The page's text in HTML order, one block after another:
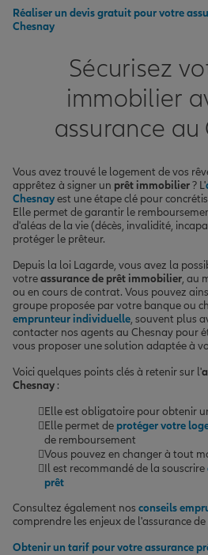
Réaliser un devis gratuit pour votre
Chesnay
Sécurisez
immobilier
assurance au
Vous avez trouvé le logement de vos
apprêtez à signer un prêt immobilier? L'
Chesnayest une étape clé pour
Elle permet de garantir le
d'aléas de la vie (décès, invalidité,
protéger le prêteur.
Depuis la loi Lagarde, vous avez la
votreassurance de prêt immobilier, au
ou en cours de contrat. Vous pouvez
groupe proposée par votre banque ou
emprunteur individuelle, souvent plus
contacter nos agents au Chesnay pour
vous proposer une solution adaptée à
Voici quelques points clés à retenir sur l'
Chesnay :
Elle est obligatoire pour obtenir
Elle permet de protéger votre
de remboursement
Vous pouvez en changer à tout
Il est recommandé de la souscrire
prêt
Consultez également nos conseils
comprendre les enjeux de l'assurance
Obtenir un tarif pour votre assurance